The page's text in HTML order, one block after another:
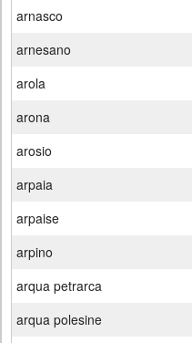
arnasco
arnesano
arola
arona
arosio
arpaia
arpaise
arpino
arqua petrarca
arqua polesine